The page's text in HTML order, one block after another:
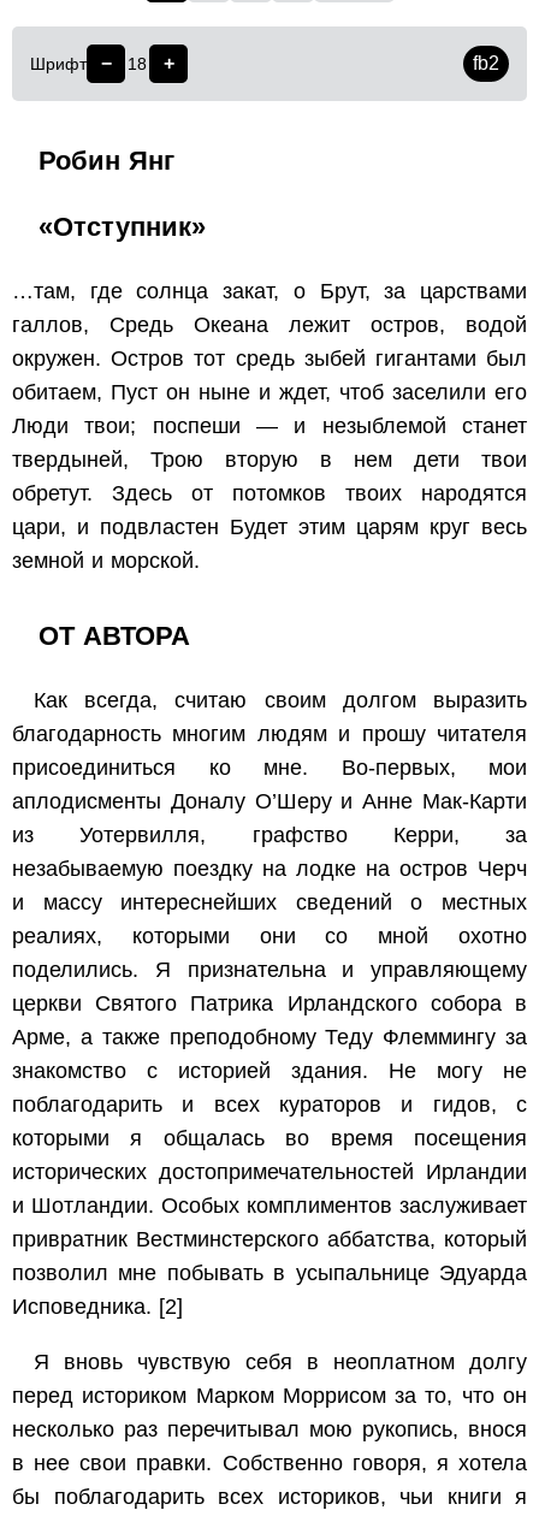
Шрифт − 18 + fb2
Робин Янг
«Отступник»
…там, где солнца закат, о Брут, за царствами
галлов,
Средь Океана лежит остров, водой
окружен. Остров тот средь зыбей гигантами был
обитаем, Пуст он ныне и ждет, чтоб заселили его
Люди твои; поспеши — и незыблемой станет
твердыней,
Трою вторую в нем дети твои
обретут.
Здесь от потомков твоих народятся
цари, и подвластен Будет этим царям круг весь
земной и морской.
ОТ АВТОРА
Как всегда, считаю своим долгом выразить
благодарность многим людям и прошу читателя
присоединиться ко мне. Во-первых, мои
аплодисменты Доналу О’Шеру и Анне Мак-Карти
из Уотервилля, графство Керри, за
незабываемую поездку на лодке на остров Черч
и массу интереснейших сведений о местных
реалиях, которыми они со мной охотно
поделились. Я признательна и управляющему
церкви Святого Патрика Ирландского собора в
Арме, а также преподобному Теду Флеммингу за
знакомство с историей здания. Не могу не
поблагодарить и всех кураторов и гидов, с
которыми я общалась во время посещения
исторических достопримечательностей Ирландии
и Шотландии. Особых комплиментов заслуживает
привратник Вестминстерского аббатства, который
позволил мне побывать в усыпальнице Эдуарда
Исповедника. [2]
Я вновь чувствую себя в неоплатном долгу
перед историком Марком Моррисом за то, что он
несколько раз перечитывал мою рукопись, внося
в нее свои правки. Собственно говоря, я хотела
бы поблагодарить всех историков, чьи книги я